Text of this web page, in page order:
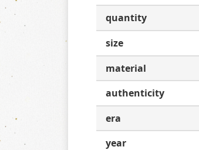
quantity
size
material
authenticity
era
year